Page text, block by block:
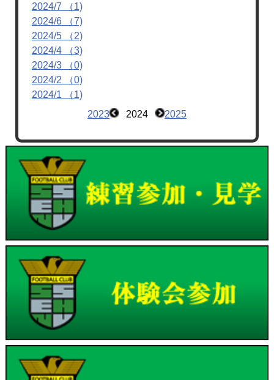
2024/7 （1)
2024/6 （7)
2024/5 （2)
2024/4 （3)
2024/3 （0)
2024/2 （0)
2024/1 （1)
2023
2024 2025